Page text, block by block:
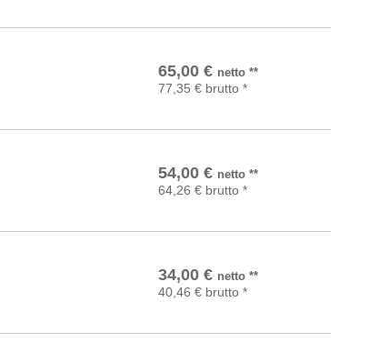
65,00 € netto**
77,35 € brutto *
In den Warenkorb
54,00 € netto**
64,26 € brutto *
In den Warenkorb
34,00 € netto**
40,46 € brutto *
In den Warenkorb